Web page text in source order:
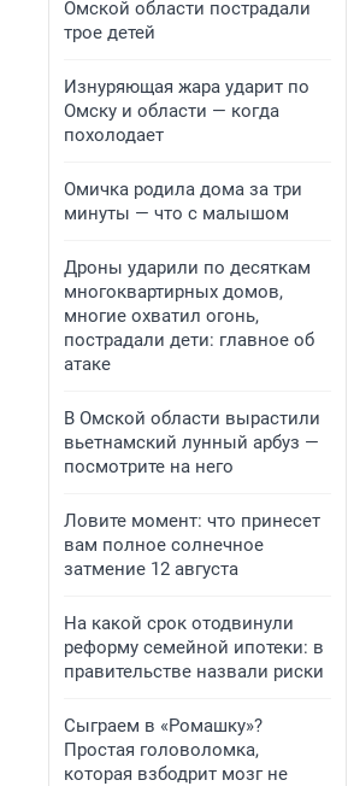
Омской области пострадали
трое детей
Изнуряющая жара ударит по
Омску и области — когда
похолодает
Омичка родила дома за три
минуты — что с малышом
Дроны ударили по десяткам
многоквартирных домов,
многие охватил огонь,
пострадали дети: главное об
атаке
В Омской области вырастили
вьетнамский лунный арбуз —
посмотрите на него
Ловите момент: что принесет
вам полное солнечное
затмение 12 августа
На какой срок отодвинули
реформу семейной ипотеки: в
правительстве назвали риски
Сыграем в «Ромашку»?
Простая головоломка,
которая взбодрит мозг не